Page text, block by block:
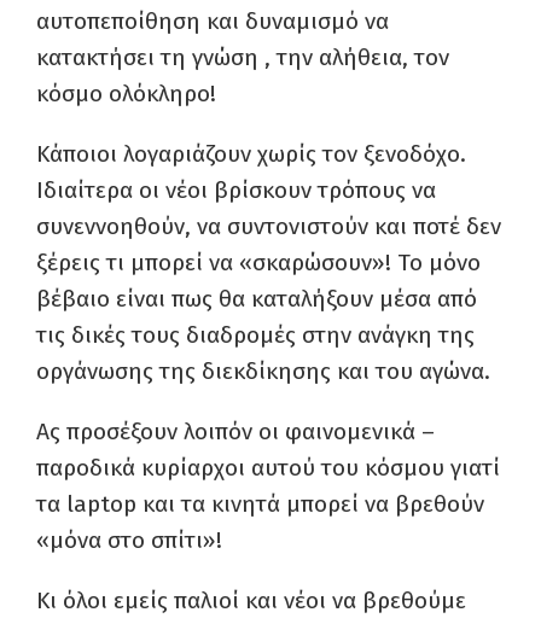
αυτοπεποίθηση και δυναμισμό να
κατακτήσει τη γνώση , την αλήθεια, τον
κόσμο ολόκληρο!
Κάποιοι λογαριάζουν χωρίς τον ξενοδόχο.
Ιδιαίτερα οι νέοι βρίσκουν τρόπους να
συνεννοηθούν, να συντονιστούν και ποτέ δεν
ξέρεις τι μπορεί να «σκαρώσουν»! Το μόνο
βέβαιο είναι πως θα καταλήξουν μέσα από
τις δικές τους διαδρομές στην ανάγκη της
οργάνωσης της διεκδίκησης και του αγώνα.
Ας προσέξουν λοιπόν οι φαινομενικά –
παροδικά κυρίαρχοι αυτού του κόσμου γιατί
τα laptop και τα κινητά μπορεί να βρεθούν
«μόνα στο σπίτι»!
Κι όλοι εμείς παλιοί και νέοι να βρεθούμε